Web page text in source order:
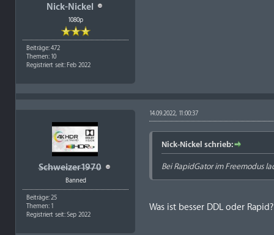
Nick-Nickel
1080p
Beiträge: 472
Themen: 10
Registriert seit: Feb 2022
Schweizer1970
Banned
Beiträge: 25
Themen: 1
Registriert seit: Sep 2022
14.09.2022, 11:00:37
Nick-Nickel schrieb:
Bei RapidGator im Freemodus
Was ist besser DDL oder Rapid?